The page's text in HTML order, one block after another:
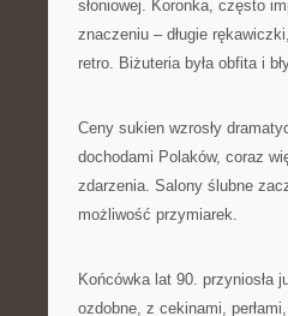
słoniowej. Koronka, często
znaczeniu – długie
retro. Biżuteria była obfita i
Ceny sukien wzrosły
dochodami Polaków, coraz
zdarzenia. Salony ślubne
możliwość przymiarek.
Końcówka lat 90. przyniosła
ozdobne, z cekinami,